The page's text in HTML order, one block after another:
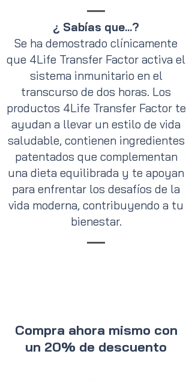
¿ Sabías que...?
Se ha demostrado clínicamente
que 4Life Transfer Factor activa el
sistema inmunitario en el
transcurso de dos horas. Los
productos 4Life Transfer Factor te
ayudan a llevar un estilo de vida
saludable, contienen ingredientes
patentados que complementan
una dieta equilibrada y te apoyan
para enfrentar los desafíos de la
vida moderna, contribuyendo a tu
bienestar.
Compra ahora mismo con
un 20% de descuento